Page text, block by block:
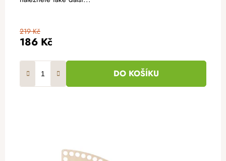
186 Kč
219 Kč
DO KOŠÍKU